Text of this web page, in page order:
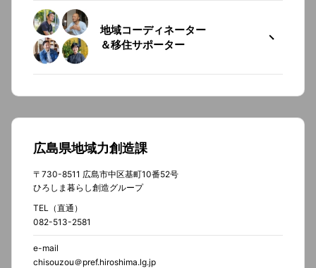
地域コーディネーター
＆移住サポーター
広島県地域力創造課
〒730-8511 広島市中区基町10番52号
ひろしま暮らし創造グループ
TEL（直通）
082-513-2581
e-mail
chisouzou＠pref.hiroshima.lg.jp